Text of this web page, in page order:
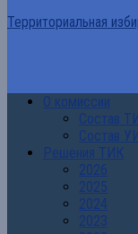
Территориальная
О комиссии
Состав
Состав
Решения ТИК
2026
2025
2024
2023